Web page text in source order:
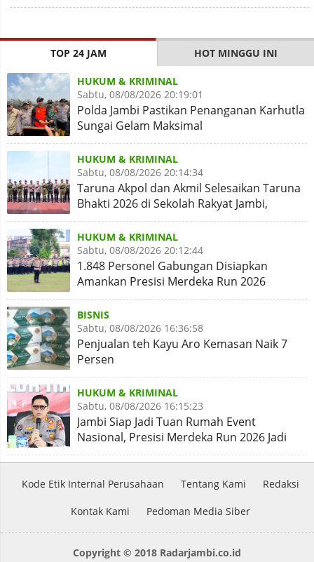
TOP 24 JAM HOT MINGGU INI
HUKUM & KRIMINAL
Sabtu, 08/08/2026 20:19:01
Polda Jambi Pastikan Penanganan Karhutla
Sungai Gelam Maksimal
HUKUM & KRIMINAL
Sabtu, 08/08/2026 20:14:34
Taruna Akpol dan Akmil Selesaikan Taruna
Bhakti 2026 di Sekolah Rakyat Jambi,
Kegiatan Aman Lancar
HUKUM & KRIMINAL
Sabtu, 08/08/2026 20:12:44
1.848 Personel Gabungan Disiapkan
Amankan Presisi Merdeka Run 2026
BISNIS
Sabtu, 08/08/2026 16:36:58
Penjualan teh Kayu Aro Kemasan Naik 7
Persen
HUKUM & KRIMINAL
Sabtu, 08/08/2026 16:15:23
Jambi Siap Jadi Tuan Rumah Event
Nasional, Presisi Merdeka Run 2026 Jadi
Momentum Pembuktian
Kode Etik Internal Perusahaan Tentang Kami Redaksi
Kontak Kami Pedoman Media Siber
Copyright © 2018 Radarjambi.co.id